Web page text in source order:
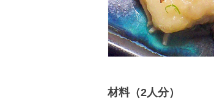
材料（2人分）